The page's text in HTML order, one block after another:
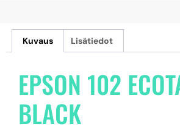
Kuvaus Lisätiedot
EPSON 102
BLACK